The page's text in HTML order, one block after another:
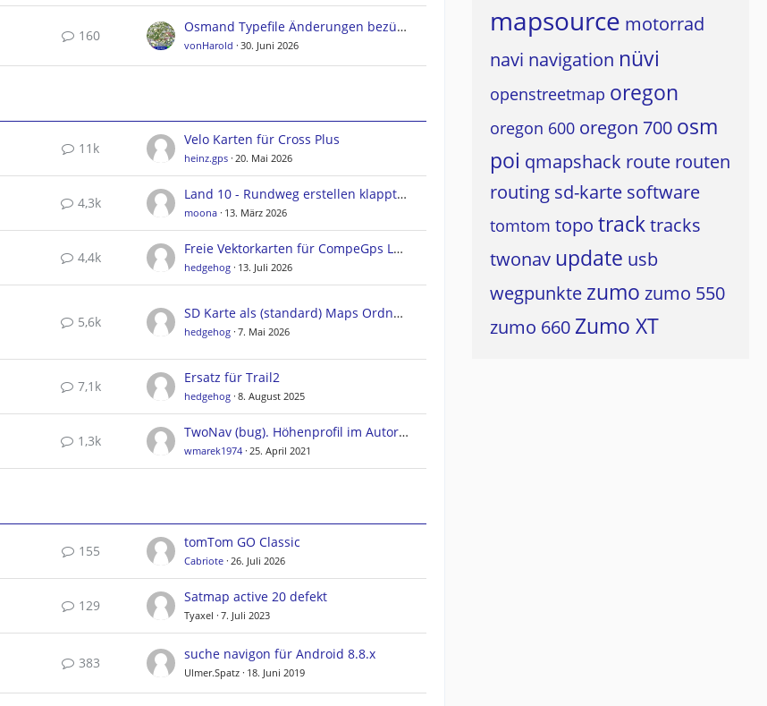
160
Osmand Typefile Änderungen bezüglich dieses Thread....., mögliche Fehlerquelle warum es nicht gehen kann...
vonHarold 30. Juni 2026
11k
Velo Karten für Cross Plus
heinz.gps 20. Mai 2026
4,3k
Land 10 - Rundweg erstellen klappt nicht
moona 13. März 2026
4,4k
Freie Vektorkarten für CompeGps Land/Air und Twonav
hedgehog 13. Juli 2026
5,6k
SD Karte als (standard) Maps Ordner in TwoNAV 6 für Android einstellen/wählen
hedgehog 7. Mai 2026
7,1k
Ersatz für Trail2
hedgehog 8. August 2025
1,3k
TwoNav (bug). Höhenprofil im Autorouting-Modus.
wmarek1974 25. April 2021
155
tomTom GO Classic
Cabriote 26. Juli 2026
129
Satmap active 20 defekt
Tyaxel 7. Juli 2023
383
suche navigon für Android 8.8.x
Ulmer.Spatz 18. Juni 2019
mapsource motorrad
navi navigation nüvi
openstreetmap oregon
oregon 600 oregon 700 osm
poi qmapshack route routen
routing sd-karte software
tomtom topo tracktracks
twonav update usb
wegpunkte zumo zumo 550
zumo 660 Zumo XT